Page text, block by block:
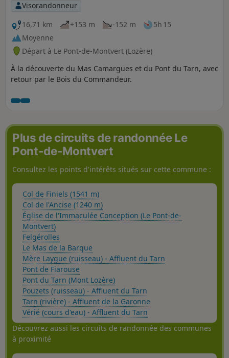
Visorandonneur
16,71 km
+153 m -152 m
5h 15
Moyenne
Départ à Le Pont-de-Montvert (Lozère)
À la découverte du Mas Camargues et du Pont du Tarn, avec
retour par le Bois du Commandeur.
Plus de circuits de randonnée Le
Pont-de-Montvert
Consultez les points d'intérêts situés sur cette commune :
Col de Finiels (1541 m)
Col de l'Ancise (1240 m)
Église de l'Immaculée Conception (Le Pont-de-
Montvert)
Felgérolles
Le Mas de la Barque
Mère Laygue (ruisseau) - Affluent du Tarn
Pont de Fiarouse
Pont du Tarn (Mont Lozère)
Pouzets (ruisseau) - Affluent du Tarn
Tarn (rivière) - Affluent de la Garonne
Vérié (cours d'eau) - Affluent du Tarn
Découvrez aussi les circuits de randonnée des communes
à proximité